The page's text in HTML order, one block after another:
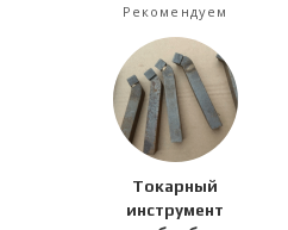
Рекомендуем
Токарный
инструмент